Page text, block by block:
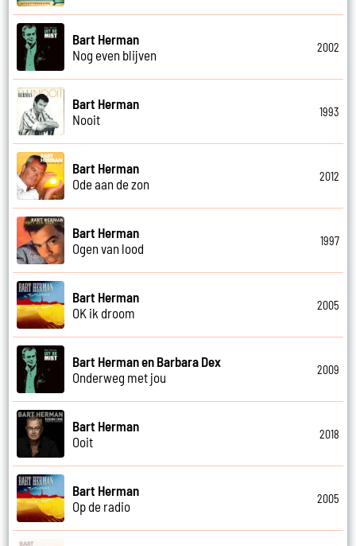
Bart Herman
Nog even blijven
2002
Bart Herman
Nooit
1993
Bart Herman
Ode aan de zon
2012
Bart Herman
Ogen van lood
1997
Bart Herman
OK ik droom
2005
Bart Herman en Barbara Dex
Onderweg met jou
2009
Bart Herman
Ooit
2018
Bart Herman
Op de radio
2005